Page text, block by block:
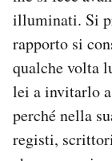
illuminati. Si
rapporto si
qualche volta
lei a invitarlo
perché nella
registi,